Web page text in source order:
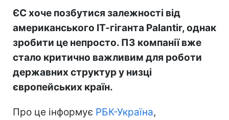
ЄС хоче позбутися залежності від
американського ІТ-гіганта Palantir, однак
зробити це непросто. ПЗ компанії вже
стало критично важливим для роботи
державних структур у низці
європейських країн.
Про це інформує РБК-Україна,